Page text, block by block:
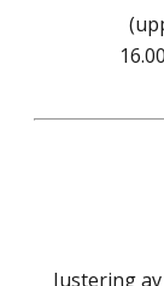
Justering